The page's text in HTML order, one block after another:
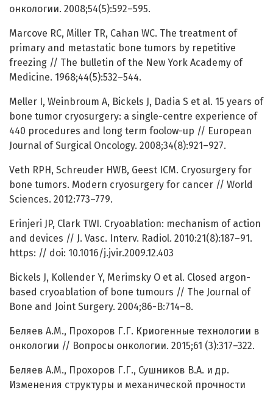
онкологии. 2008;54(5):592–595.
Marcove RC, Miller TR, Cahan WC. The treatment of
primary and metastatic bone tumors by repetitive
freezing // The bulletin of the New York Academy of
Medicine. 1968;44(5):532–544.
Meller I, Weinbroum A, Bickels J, Dadia S et al. 15 years of
bone tumor cryosurgery: a single-centre experience of
440 procedures and long term foolow-up // European
Journal of Surgical Oncology. 2008;34(8):921–927.
Veth RPH, Schreuder HWB, Geest ICM. Cryosurgery for
bone tumors. Modern cryosurgery for cancer // World
Sciences. 2012:773–779.
Erinjeri JP, Clark TWI. Cryoablation: mechanism of action
and devices // J. Vasc. Interv. Radiol. 2010:21(8):187–91.
https: // doi: 10.1016/j.jvir.2009.12.403
Bickels J, Kollender Y, Merimsky O et al. Closed argon-
based cryoablation of bone tumours // The Journal of
Bone and Joint Surgery. 2004;86-B:714–8.
Беляев А.М., Прохоров Г.Г. Криогенные технологии в
онкологии // Вопросы онкологии. 2015;61 (3):317–322.
Беляев А.М., Прохоров Г.Г., Сушников В.А. и др.
Изменения структуры и механической прочности